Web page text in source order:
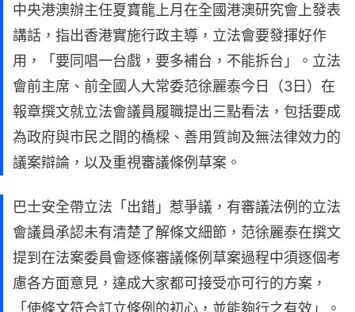
中央港澳辦主任夏寶龍上月在全國港澳研究會上發表
講話，指出香港實施行政主導，立法會要發揮好作
用，「要同唱一台戲，要多補台，不能拆台」。立法
會前主席、前全國人大常委范徐麗泰今日（3日）在
報章撰文就立法會議員履職提出三點看法，包括要成
為政府與市民之間的橋樑、善用質詢及無法律效力的
議案辯論，以及重視審議條例草案。
巴士安全帶立法「出錯」惹爭議，有審議法例的立法
會議員承認未有清楚了解條文細節，范徐麗泰在撰文
提到在法案委員會逐條審議條例草案過程中須逐個考
慮各方面意見，達成大家都可接受亦可行的方案，
「使條文符合訂立條例的初心，並能夠行之有效」。